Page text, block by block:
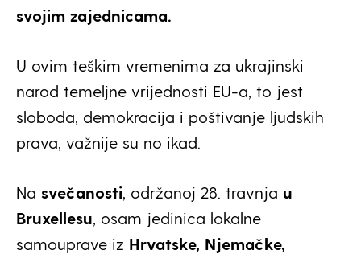
svojim zajednicama.
U ovim teškim vremenima za ukrajinski
narod temeljne vrijednosti EU-a, to jest
sloboda, demokracija i poštivanje ljudskih
prava, važnije su no ikad.
Na svečanosti, održanoj 28. travnja u
Bruxellesu, osam jedinica lokalne
samouprave iz Hrvatske, Njemačke,